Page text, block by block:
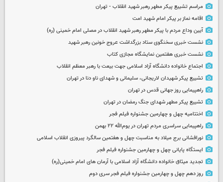
مراسم تشییع پیکر مطهر رهبر شهید انقلاب - تهران
اقامه نماز بر پیکر امام شهید امت
آیین وداع مردم با پیکر مطهر رهبر شهید انقلاب در مصلی امام خمینی (ره)
نشست خبری سخنگوی ستاد بزرگداشت عروج خونین رهبر شهید
نشست خبری هفتمین نمایشگاه مجازی کتاب
اجتماع خانواده دانشگاه آزاد اسلامی جهت بیعت با رهبر معظم انقلاب
تشییع پیکر شهیدان لاریجانی، سلیمانی و شهدای ناو دنا در تهران
راهپیمایی روز جهانی قدس در تهران
تشییع پیکر مطهر شهدای جنگ رمضان در تهران
اختتامیه چهل و چهارمین جشنواره فیلم فجر
راهپیمایی سراسری مردم تهران در یوم‌الله ۲۲ بهمن
نورافشانی برج میلاد به مناسبت چهل‌ و هفتمین سالگرد پیروزی انقلاب اسلامی
ایستگاه پایانی چهل و چهارمین جشنواره فیلم فجر
تجدید میثاق خانواده دانشگاه آزاد اسلامی با آرمان های امام خمینی(ره)
روز دهم چهل و چهارمین جشنواره فیلم فجر سری دوم